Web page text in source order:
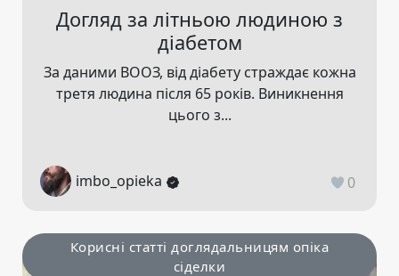
Догляд за літньою людиною з
діабетом
За даними ВООЗ, від діабету страждає кожна
третя людина після 65 років. Виникнення
цього з...
imbo_opieka 0
Корисні статті доглядальницям опіка
сіделки